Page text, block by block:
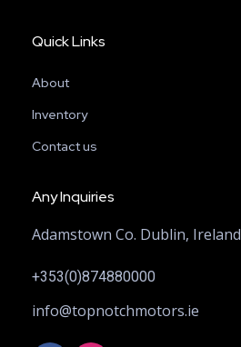
Quick Links
About
Inventory
Contact us
Any Inquiries
Adamstown Co. Dublin, Ireland
+353(0)874880000
info@topnotchmotors.ie